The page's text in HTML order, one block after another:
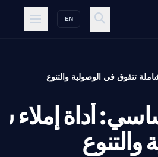
EN
تتفوق في الوصولية والتنوع
أداة إملاء
والتنوع